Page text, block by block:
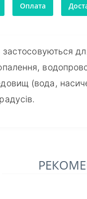
Оплата
(вода,